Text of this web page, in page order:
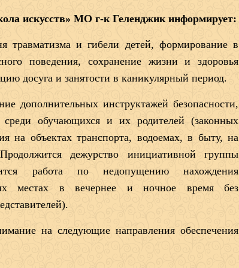
искусств» МО г-к Геленджик информирует:
травматизма и гибели детей, формирование в
поведения, сохранение жизни и здоровья
досуга и занятости в каникулярный период.
дополнительных инструктажей безопасности,
среди обучающихся и их родителей (законных
на объектах транспорта, водоемах, в быту, на
дежурство инициативной группы
работа по недопущению нахождения
местах в вечернее и ночное время без
на следующие направления обеспечения